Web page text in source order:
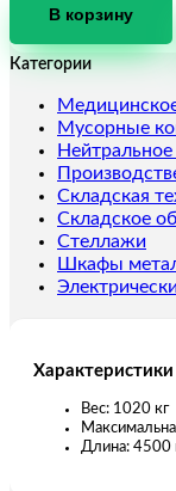
Кран
однобалочный
г/
п
3,2
т
пролет
4,5
м
В корзину
Категории
Мусорные
Складская
Складское
Стеллажи
Шкафы
Характеристики
Вес: 1020 кг
Длина: 4500